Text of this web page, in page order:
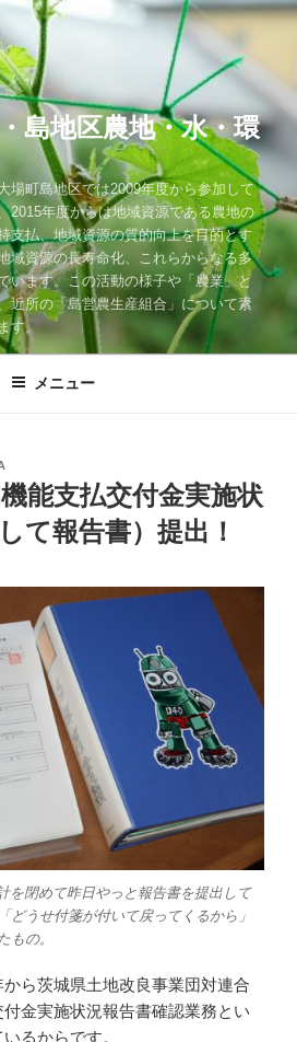
島地区農地・水・環
場町島地区では2009年度から参加して
2015年度からは地域資源である農地の
支払、地域資源の質的向上を目的とす
域資源の長寿命化、これらからなる多
います。この活動の様子や「農業」と
近所の「島営農生産組合」について素
す。
メニュー
能支払交付金実施状
て報告書）提出！
を閉めて昨日やっと報告書を提出して
どうせ付箋が付いて戻ってくるから」
もの。
ら茨城県土地改良事業団対連合
金実施状況報告書確認業務とい
るからです。